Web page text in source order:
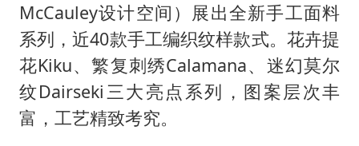
McCauley设计空间）展出全新手工面料
系列，近40款手工编织纹样款式。花卉提
花Kiku、繁复刺绣Calamana、迷幻莫尔
纹Dairseki三大亮点系列，图案层次丰
富，工艺精致考究。